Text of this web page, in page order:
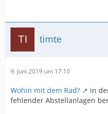
timte
9. Juni 2019 um 17:10
Wohin mit dem Rad?
in
fehlender Abstellanlagen